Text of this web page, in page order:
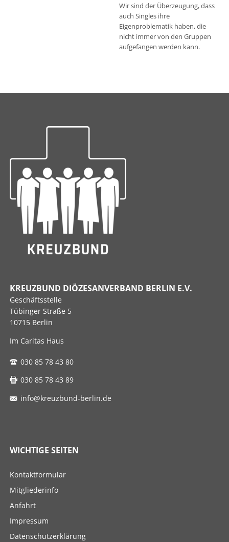
Wir sind der Überzeugung, dass
auch Singles ihre
Eigenproblematik haben, die
nicht immer von den Gruppen
aufgefangen werden kann.
KREUZBUND DIÖZESANVERBAND BERLIN E.V.
Geschäftsstelle
Tübinger Straße 5
10715 Berlin
Im Caritas Haus
030 85 78 43 80
030 85 78 43 89
info@kreuzbund-berlin.de
WICHTIGE SEITEN
Navigation
Kontaktformular
Mitgliederinfo
Anfahrt
Impressum
Datenschutzerklärung